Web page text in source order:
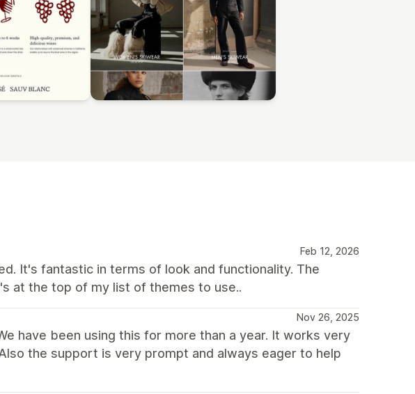
Feb 12, 2026
It's fantastic in terms of look and functionality. The
at the top of my list of themes to use..
Nov 26, 2025
have been using this for more than a year. It works very
the support is very prompt and always eager to help